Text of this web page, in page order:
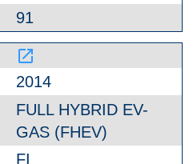
91
launch
2014
FULL HYBRID EV-
GAS (FHEV)
FI